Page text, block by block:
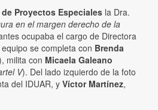
Proyectos Especiales la Dra.
en el margen derecho de la
ocupaba el cargo de Directora
se completa con Brenda
milita con Micaela Galeano
V). Del lado izquierdo de la foto
del IDUAR, yVíctor Martínez,